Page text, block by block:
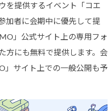
を提供するイベント「コエ
加者に会期中に優先して提
」公式サイト上の専用フォ
方にも無料で提供します。会
」サイト上での一般公開も予